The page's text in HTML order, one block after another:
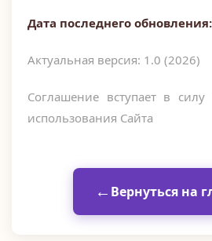
Дата последнего обновления:
Актуальная версия: 1.0 (2026)
Соглашение вступает в
использования Сайта
Вернуться на